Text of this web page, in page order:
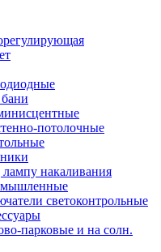
потолочные
накаливания
светоконтрольные
парковые и на солн.